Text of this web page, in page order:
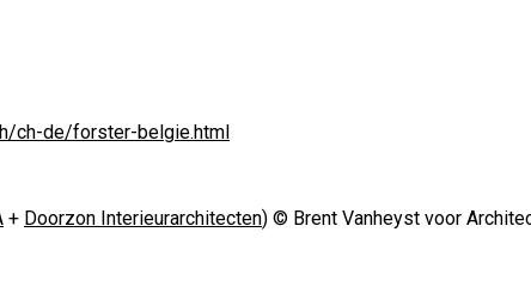
ch-de/forster-belgie.html
+ Doorzon Interieurarchitecten) © Brent Vanheyst voor